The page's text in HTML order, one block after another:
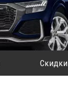
Скидки